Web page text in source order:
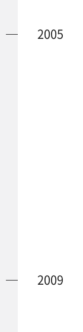
2005
2009